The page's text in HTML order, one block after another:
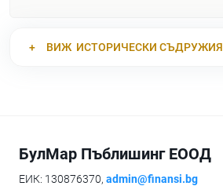
ВИЖ ИСТОРИЧЕСКИ СЪДРУЖИЯ
БулМар Пъблишинг ЕООД
ЕИК: 130876370, admin@finansi.bg